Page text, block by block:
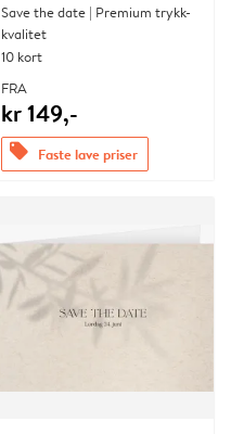
Save the date | Premium trykk-
kvalitet
10 kort
FRA
kr 149,-
offers Faste lave priser